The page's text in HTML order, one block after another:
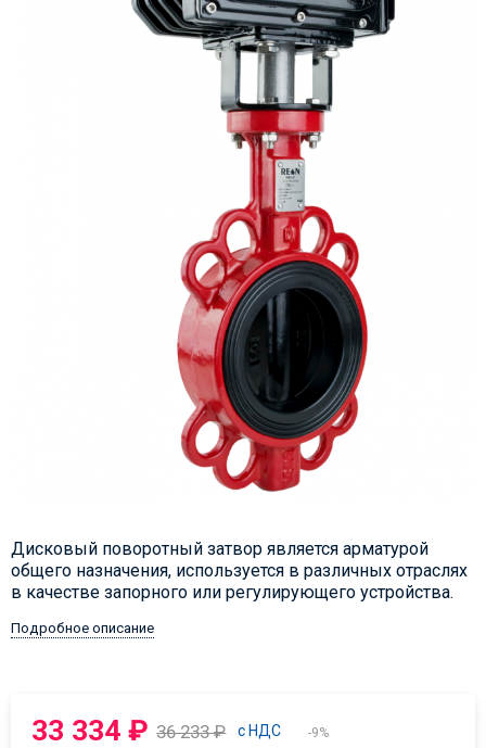
Дисковый поворотный затвор является арматурой
общего назначения, используется в различных отраслях
в качестве запорного или регулирующего устройства.
Подробное описание
33 334₽ 36 233₽ с НДС -9%